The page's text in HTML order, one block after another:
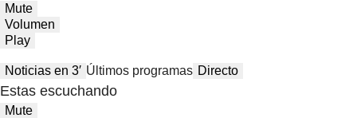
Mute
Volumen
Play
Noticias en 3′ Últimos programas Directo
Estas escuchando
Mute